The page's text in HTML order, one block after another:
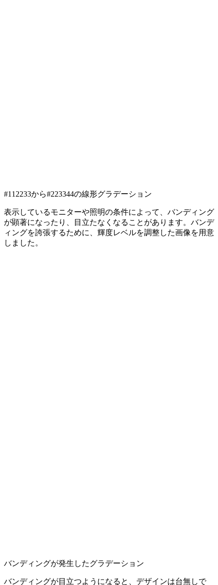
#112233から#223344の線形グラデーション
表示しているモニターや照明の条件によって、バンディング
が顕著になったり、目立たなくなることがあります。バンデ
ィングを誇張するために、輝度レベルを調整した画像を用意
しました。
バンディングが発生したグラデーション
バンディングが目立つようになると、デザインは台無しで